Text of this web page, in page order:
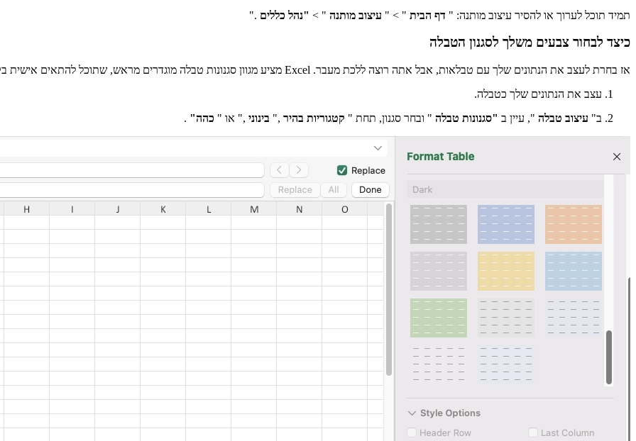
תמיד תוכל לערוך או להסיר עיצוב מותנה: " דף הבית " > " עיצוב מותנה " > "נהל כללים ."
כיצד לבחור צבעים משלך לסגנון הטבלה
אז בחרת לעצב את הנתונים שלך עם טבלאות, אבל אתה רוצה ללכת מעבר. Excel מציע מגוון סגנונות טבלה מוגדרים מראש, שתוכל להתאים אישית בקלות.
עצב את הנתונים שלך כטבלה.
ב" עיצוב טבלה ", עיין ב "סגנונות טבלה " ובחר סגנון, תחת " קטגוריות בהיר ," בינוני ," או " כהה" .